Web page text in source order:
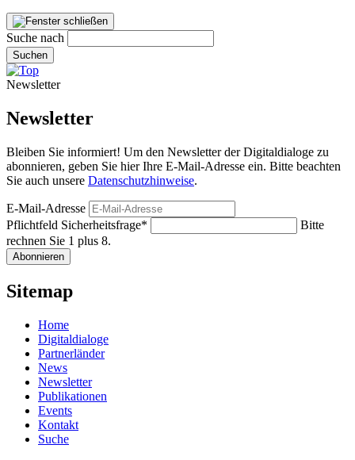
Suche nach
Suchen
Newsletter
Newsletter
Bleiben Sie informiert! Um den Newsletter der Digitaldialoge zu
abonnieren, geben Sie hier Ihre E-Mail-Adresse ein. Bitte beachten
Sie auch unsere Datenschutzhinweise.
E-Mail-Adresse
Pflichtfeld Sicherheitsfrage*
Bitte
rechnen Sie 1 plus 8.
Abonnieren
Sitemap
Home
Digitaldialoge
Partnerländer
News
Newsletter
Publikationen
Events
Kontakt
Suche